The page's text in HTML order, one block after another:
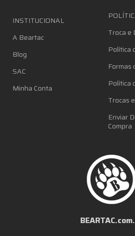
INSTITUCIONAL
A Beartac
Blog
SAC
Minha Conta
Troca e
Política
Formas
Política
Trocas
Enviar
Compra